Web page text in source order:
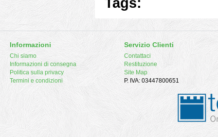
Informazioni
Chi siamo
Informazioni di consegna
Politica sulla privacy
Termini e condizioni
Servizio Clienti
Contattaci
Restituzione
Site Map
P. IVA: 03447800651